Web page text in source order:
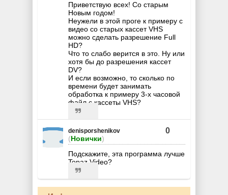
Приветствую всех! Со старым
Новым годом!
Неужели в этой проге к примеру с
видео со старых кассет VHS
можно сделать разрешение Full
HD?
Что то слабо верится в это. Ну или
хотя бы до разрешения кассет
DV?
И если возможно, то сколько по
времени будет занимать
обработка к примеру 3-х часовой
файл с кассеты VHS?
denisporshenikov
(Новички)
0
Подскажите, эта программа лучше
Topaz Video?